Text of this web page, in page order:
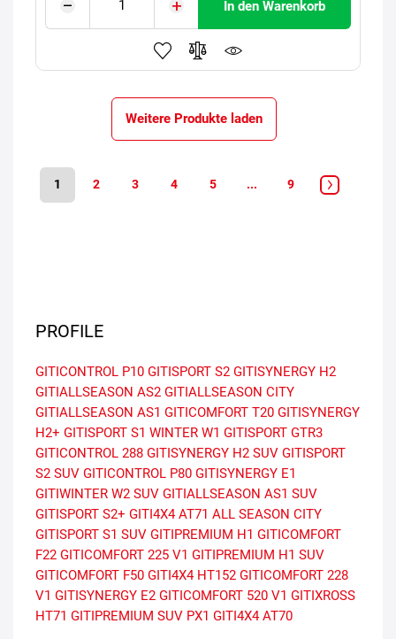
In den Warenkorb
Weitere Produkte laden
1 2 3 4 5 ... 9
PROFILE
GITICONTROL P10 GITISPORT S2 GITISYNERGY H2
GITIALLSEASON AS2 GITIALLSEASON CITY
GITIALLSEASON AS1 GITICOMFORT T20 GITISYNERGY
H2+ GITISPORT S1 WINTER W1 GITISPORT GTR3
GITICONTROL 288 GITISYNERGY H2 SUV GITISPORT
S2 SUV GITICONTROL P80 GITISYNERGY E1
GITIWINTER W2 SUV GITIALLSEASON AS1 SUV
GITISPORT S2+ GITI4X4 AT71 ALL SEASON CITY
GITISPORT S1 SUV GITIPREMIUM H1 GITICOMFORT
F22 GITICOMFORT 225 V1 GITIPREMIUM H1 SUV
GITICOMFORT F50 GITI4X4 HT152 GITICOMFORT 228
V1 GITISYNERGY E2 GITICOMFORT 520 V1 GITIXROSS
HT71 GITIPREMIUM SUV PX1 GITI4X4 AT70